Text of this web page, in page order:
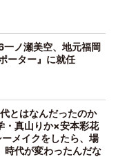
ノ瀬美空、地元福岡
ーター』に就任
とはなんだったのか
・真山りか×安本彩花
ーメイクをしたら、場
時代が変わったんだな